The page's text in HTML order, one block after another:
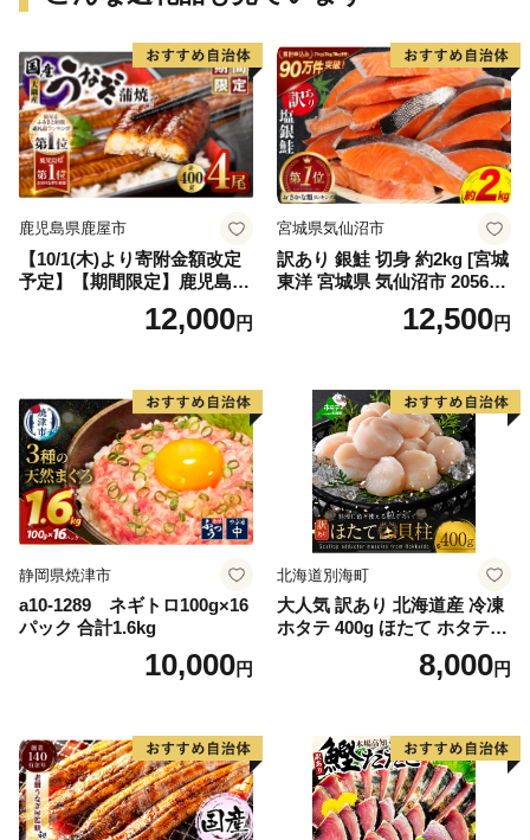
鹿児島県鹿屋市
【10/1(木)より寄附金額改定
予定】【期間限定】鹿児島県
大隅産うなぎ蒲焼4尾（400
g） KN007-02312,000円
宮城県気仙沼市
訳あり 銀鮭 切身 約2kg [宮城
東洋 宮城県 気仙沼市 205649
91] 鮭 魚介類 海鮮 訳アリ 規
格外 不揃い さけ サケ 鮭切身
切り身 魚 わけあり
12,500円
静岡県焼津市
a10-1289 ネギトロ100g×16
パック 合計1.6kg
10,000円
北海道別海町
大人気 訳あり 北海道産 冷凍
ホタテ 400g ほたて ホタテ
8,000円